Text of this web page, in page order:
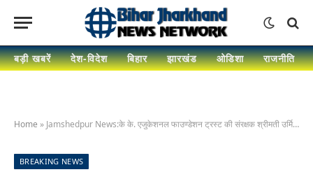
बड़ी खबरें देश-विदेश बिहार झारखंड ओडिशा राजनीति
Home » Jamshedpur News:के के. एजुकेशनल फाउण्डेशन ट्रस्ट की संरक्षक श्रीमती उर्मिला सिंह कार्यक्रम के सफलता पूर्वक पूरा होने तथा 322 नेत्र रोगियों के ऑपरेशन सम्पन्न होने पर अपनी शुभकामना प्रदान की
BREAKING NEWS